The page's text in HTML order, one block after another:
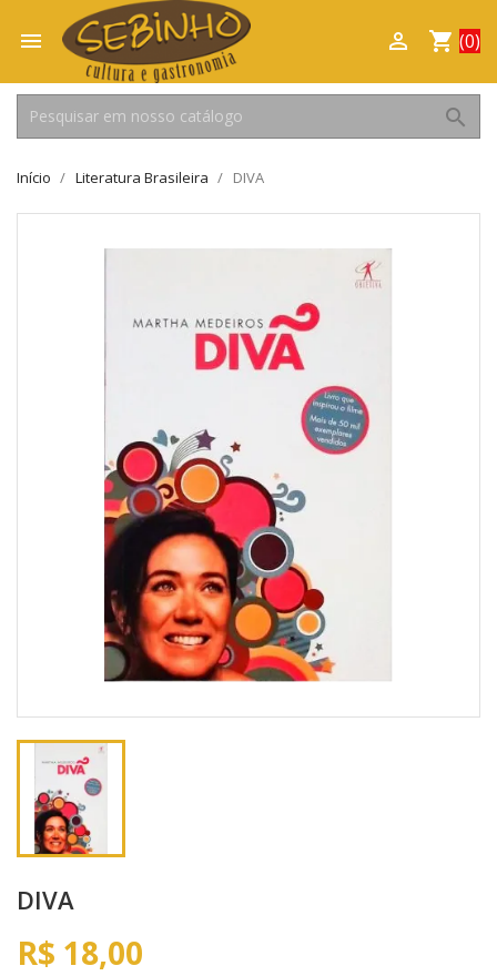
 shopping_cart (0)

search
Início Literatura Brasileira DIVA
DIVA
R$ 18,00